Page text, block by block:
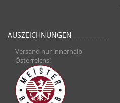
AUSZEICHNUNGEN
Versand nur innerhalb
Österreichs!